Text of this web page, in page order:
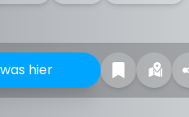
hier